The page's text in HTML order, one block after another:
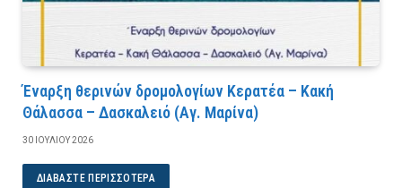
Έναρξη θερινών δρομολογίων Κερατέα – Κακή
Θάλασσα – Δασκαλειό (Αγ. Μαρίνα)
30 ΙΟΥΛΊΟΥ 2026
ΔΙΑΒΆΣΤΕ ΠΕΡΙΣΣΌΤΕΡΑ